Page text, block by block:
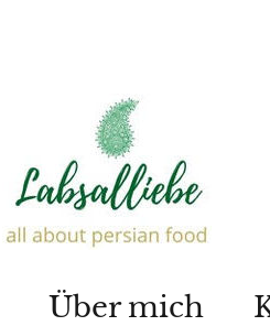
Über mich